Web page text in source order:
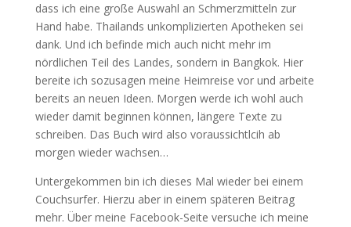
dass ich eine große Auswahl an Schmerzmitteln zur
Hand habe. Thailands unkomplizierten Apotheken sei
dank. Und ich befinde mich auch nicht mehr im
nördlichen Teil des Landes, sondern in Bangkok. Hier
bereite ich sozusagen meine Heimreise vor und arbeite
bereits an neuen Ideen. Morgen werde ich wohl auch
wieder damit beginnen können, längere Texte zu
schreiben. Das Buch wird also voraussichtlcih ab
morgen wieder wachsen…
Untergekommen bin ich dieses Mal wieder bei einem
Couchsurfer. Hierzu aber in einem späteren Beitrag
mehr. Über meine Facebook-Seite versuche ich meine